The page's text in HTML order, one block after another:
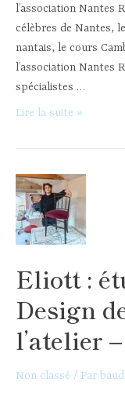
l’association Nantes
célèbres de Nantes,
nantais, le cours
l’association Nantes
spécialistes …
Journées
patrimoine
septembre
2023
Lire la suite »
Eliott :
Design
l’atelier
Non classé / Par